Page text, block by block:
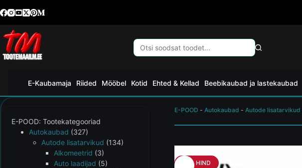
E-Kaubamaja Riided Mööbel Kotid Ehted & Kellad Beebikaubad ja lastekaubad
E-POOD -Autokaubad -Autode lisatarvikud
HEA HIND
E-POOD: Tootekategooriad
Autokaubad (327)
Autode lisatarvikud (134)
Alkomeetrid (3)
Auto laadijad (5)